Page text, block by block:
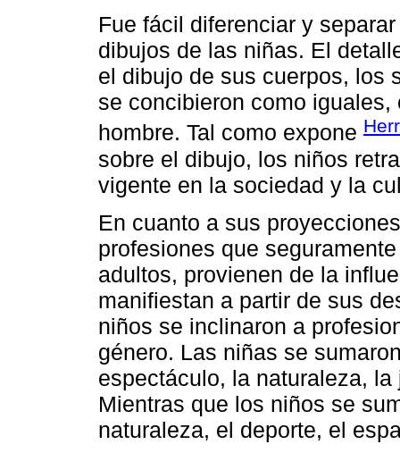
Fue fácil diferenciar y
dibujos de las niñas. El
el dibujo de sus cuerpos, los
se concibieron como
hombre. Tal como expone
sobre el dibujo, los niños
vigente en la sociedad y la
En cuanto a sus
profesiones que
adultos, provienen de la
manifiestan a partir de sus
niños se inclinaron a
género. Las niñas se
espectáculo, la naturaleza,
Mientras que los niños se
naturaleza, el deporte, el